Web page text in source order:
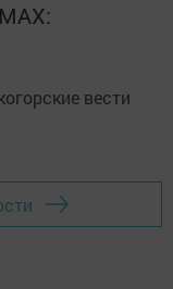
вести